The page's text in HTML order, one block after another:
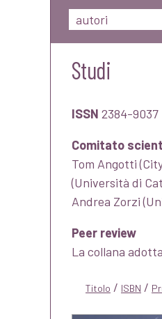
autori
Studi
ISSN 2384-9037
Comitato
Tom Angotti
(Università di
Andrea Zorzi
Peer review
La collana
Titolo / ISBN /